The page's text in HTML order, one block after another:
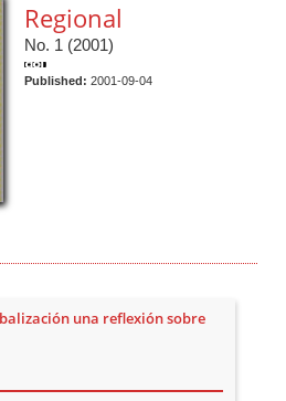
Regional
No. 1 (2001)
Published: 2001-09-04
una reflexión sobre